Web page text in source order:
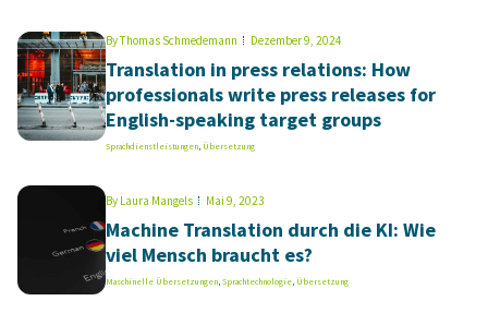
ByThomas Schmedemann Dezember 9, 2024
Translation in press relations: How
professionals write press releases for
English-speaking target groups
Sprachdienstleistungen, Übersetzung
ByLaura Mangels Mai 9, 2023
Machine Translation durch die KI: Wie
viel Mensch braucht es?
Maschinelle Übersetzungen, Sprachtechnologie, Übersetzung